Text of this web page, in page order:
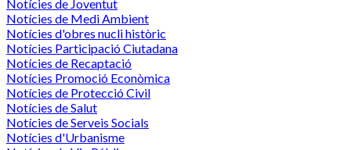
Notícies de Joventut
Notícies de Medi Ambient
Notícies d'obres nucli històric
Notícies Participació Ciutadana
Notícies de Recaptació
Notícies Promoció Econòmica
Notícies de Protecció Civil
Notícies de Salut
Notícies de Serveis Socials
Notícies d'Urbanisme